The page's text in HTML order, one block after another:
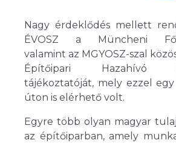
Nagy érdeklődés mellett
ÉVOSZ a Müncheni
valamint az MGYOSZ-szal
Építőipari Hazahívó
tájékoztatóját, mely ezzel
úton is elérhető volt.
Egyre több olyan magyar
az építőiparban, amely